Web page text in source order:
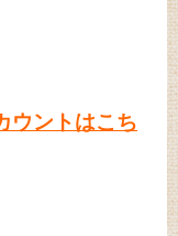
ントはこち